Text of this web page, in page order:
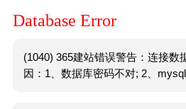
Database Error
(1040) 365建站错误警告：连接数
因：1、数据库密码不对; 2、mysql